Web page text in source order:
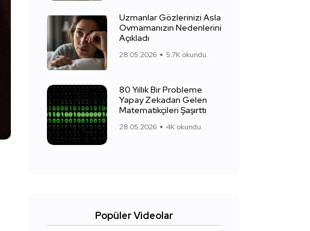
Uzmanlar Gözlerinizi Asla
Ovmamanızın Nedenlerini
Açıkladı
28.05.2026 5.7K okundu.
80 Yıllık Bir Probleme
Yapay Zekadan Gelen
Matematikçileri Şaşırttı
28.05.2026 4K okundu.
Popüler Videolar